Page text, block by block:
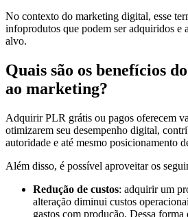
No contexto do marketing digital, esse
infoprodutos que podem ser adquiridos e
alvo.
Quais são os benefícios
ao marketing?
Adquirir PLR grátis ou pagos oferecem
otimizarem seu desempenho digital,
autoridade e até mesmo posicionamento
Além disso, é possível aproveitar os
Redução de custos: adquirir um
alteração diminui custos
gastos com produção. Dessa